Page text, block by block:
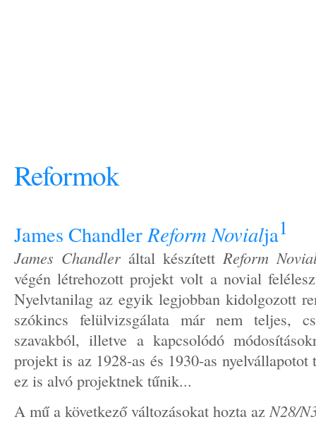
Reformok
James Chandler Reform Novialja1
James Chandler által készített Reform
végén létrehozott projekt volt a novial
Nyelvtanilag az egyik legjobban kidolgozott
szókincs felülvizsgálata már nem teljes,
szavakból, illetve a kapcsolódó
projekt is az 1928-as és 1930-as
ez is alvó projektnek tűnik...
A mű a következő változásokat hozta az N28/